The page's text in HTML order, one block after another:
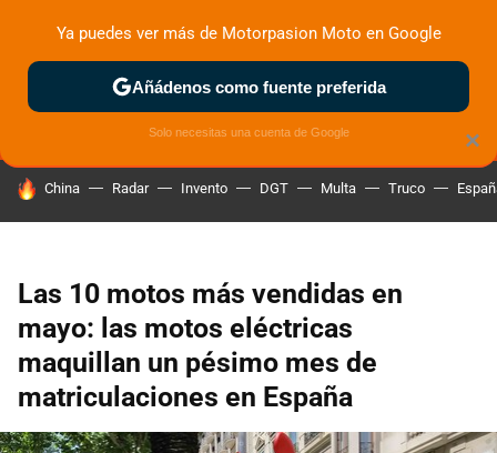
MENÚ NUEVO
ZONA DE PRUEBAS DEPORTIVAS MOTOS ELÉCTRICAS
HOY SE HABLA DE
China Radar Invento DGT Multa Truco
Las 10 motos más vendidas en
mayo: las motos eléctricas
maquillan un pésimo mes de
matriculaciones en España
×
Ya puedes ver más de Motorpasion Moto en Google
Añádenos como fuente preferida
Solo necesitas una cuenta de Google